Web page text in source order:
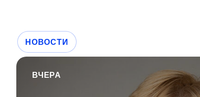
НОВОСТИ
ВЧЕРА